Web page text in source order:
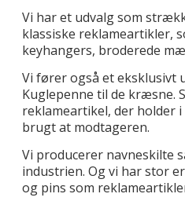
Vi har et udvalg som
klassiske reklameartikler,
keyhangers, broderede
Vi fører også et eksklusivt
Kuglepenne til de kræsne.
reklameartikel, der holder
brugt at modtageren.
Vi producerer navneskilte
industrien. Og vi har stor
og pins som